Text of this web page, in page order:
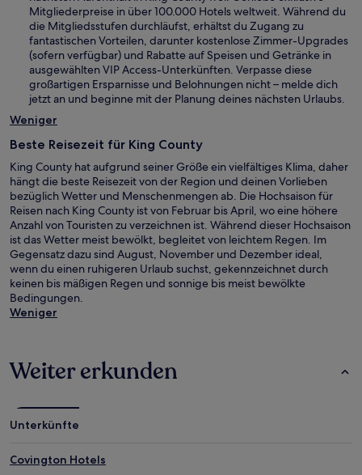
Mitgliederpreise in über 100.000 Hotels weltweit. Während du
die Mitgliedsstufen durchläufst, erhältst du Zugang zu
fantastischen Vorteilen, darunter kostenlose Zimmer-Upgrades
(sofern verfügbar) und Rabatte auf Speisen und Getränke in
ausgewählten VIP Access-Unterkünften. Verpasse diese
großartigen Ersparnisse und Belohnungen nicht – melde dich
jetzt an und beginne mit der Planung deines nächsten Urlaubs.
Weniger
Beste Reisezeit für King County
King County hat aufgrund seiner Größe ein vielfältiges Klima, daher
hängt die beste Reisezeit von der Region und deinen Vorlieben
bezüglich Wetter und Menschenmengen ab. Die Hochsaison für
Reisen nach King County ist von Februar bis April, wo eine höhere
Anzahl von Touristen zu verzeichnen ist. Während dieser Hochsaison
ist das Wetter meist bewölkt, begleitet von leichtem Regen. Im
Gegensatz dazu sind August, November und Dezember ideal,
wenn du einen ruhigeren Urlaub suchst, gekennzeichnet durch
keinen bis mäßigen Regen und sonnige bis meist bewölkte
Bedingungen.
Weniger
Weiter erkunden
Unterkünfte
Covington Hotels